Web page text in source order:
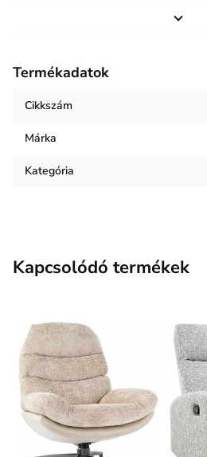
Kárpit anyaga
Termékadatok
Cikkszám
Márka
Kategória
Kapcsolódó termékek